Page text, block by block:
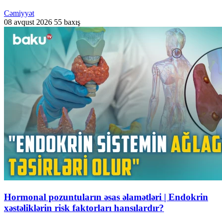
Cəmiyyət
08 avqust 2026 55 baxış
Hormonal pozuntuların əsas əlamətləri | Endokrin
xəstəliklərin risk faktorları hansılardır?